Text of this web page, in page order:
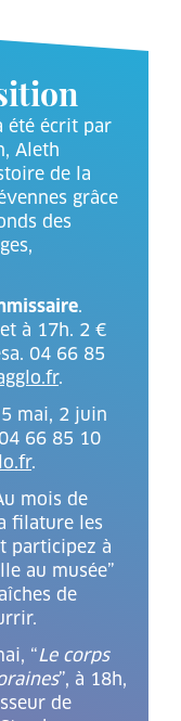
été écrit par
Aleth
de la
grâce
des
.
à 17h. 2 €
04 66 85
.
mai, 2 juin
66 85 10
.
mois de
filature les
participez à
au musée”
de
“Le corps
”, à 18h,
de